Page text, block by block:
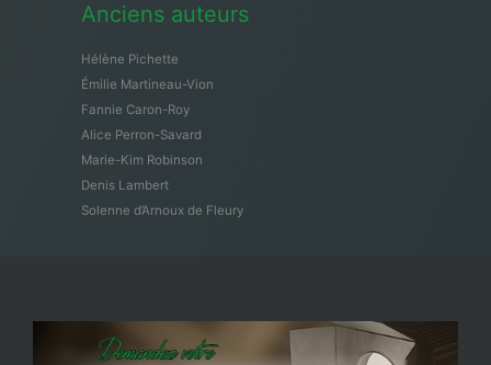
Anciens auteurs
Hélène Pichette
Émilie Martineau-Vion
Fannie Caron-Roy
Alice Perron-Savard
Marie-Kim Robinson
Denis Lambert
Solenne d’Arnoux de Fleury